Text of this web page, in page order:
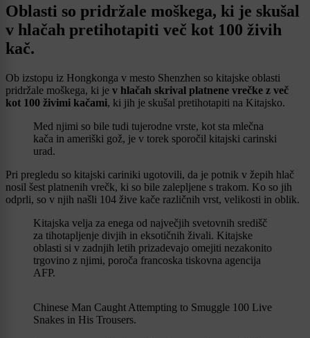
Oblasti so pridržale moškega, ki je skušal
v hlačah pretihotapiti več kot 100 živih
kač.
Ob izstopu iz Hongkonga v mesto Shenzhen so kitajske oblasti
pridržale moškega, ki je v hlačah skrival platnene vrečke z več
kot 100 živimi kačami, ki jih je skušal pretihotapiti na Kitajsko.
Med njimi so bile tudi tujerodne vrste, kot sta mlečna
kača in ameriški gož, je v torek sporočil kitajski carinski
urad.
Pri pregledu so kitajski cariniki ugotovili, da je potnik v žepih hlač
nosil šest platnenih vrečk, ki so bile zalepljene s trakom. Ko so jih
odprli, so v njih našli 104 žive kače različnih vrst, velikosti in oblik.
Kitajska velja za enega od največjih svetovnih središč
za tihotapljenje divjih in eksotičnih živali. Kitajske
oblasti si v zadnjih letih prizadevajo omejiti nezakonito
trgovino z njimi, poroča francoska tiskovna agencija
AFP.
Chinese Man Caught Attempting to Smuggle 100 Live
Snakes in His Trousers.